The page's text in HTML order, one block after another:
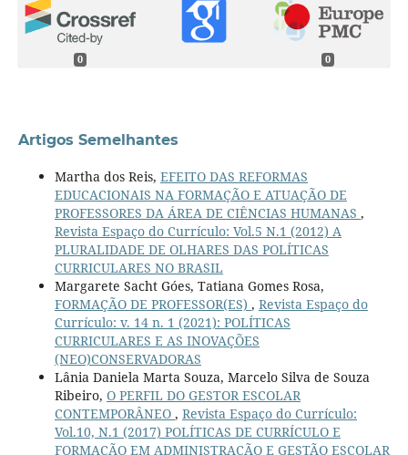
0 0
Artigos Semelhantes
Martha dos Reis, EFEITO DAS REFORMAS
EDUCACIONAIS NA FORMAÇÃO E ATUAÇÃO DE
PROFESSORES DA ÁREA DE CIÊNCIAS HUMANAS ,
Revista Espaço do Currículo: Vol.5 N.1 (2012) A
PLURALIDADE DE OLHARES DAS POLÍTICAS
CURRICULARES NO BRASIL
Margarete Sacht Góes, Tatiana Gomes Rosa,
FORMAÇÃO DE PROFESSOR(ES) , Revista Espaço do
Currículo: v. 14 n. 1 (2021): POLÍTICAS
CURRICULARES E AS INOVAÇÕES
(NEO)CONSERVADORAS
Lânia Daniela Marta Souza, Marcelo Silva de Souza
Ribeiro, O PERFIL DO GESTOR ESCOLAR
CONTEMPORÂNEO , Revista Espaço do Currículo:
Vol.10, N.1 (2017) POLÍTICAS DE CURRÍCULO E
FORMAÇÃO EM ADMINISTRAÇÃO E GESTÃO ESCOLAR